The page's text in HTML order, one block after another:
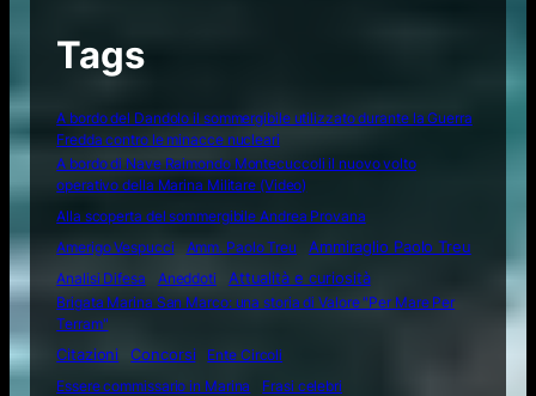
Tags
A bordo del Dandolo il sommergibile utilizzato durante la Guerra
Fredda contro le minacce nucleari
A bordo di Nave Raimondo Montecuccoli il nuovo volto
operativo della Marina Militare (Video)
Alla scoperta del sommergibile Andrea Provana
Amerigo Vespucci
Amm. Paolo Treu
Ammiraglio Paolo Treu
Analisi Difesa
Aneddoti Attualità e curiosità
Brigata Marina San Marco: una storia di Valore "Per Mare Per
Terram"
Citazioni
Concorsi
Ente Circoli
Essere commissario in Marina
Frasi celebri